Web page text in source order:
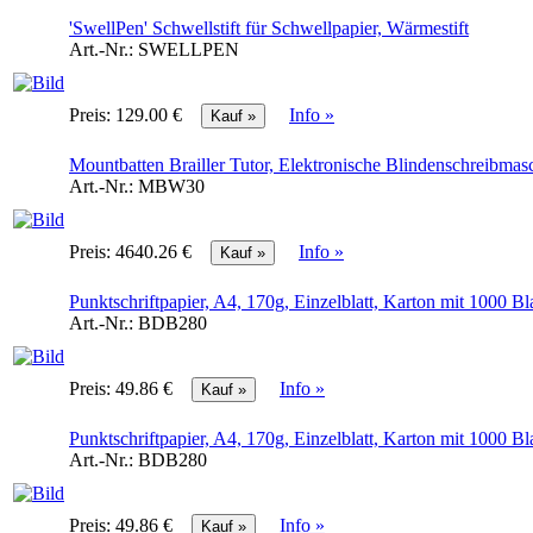
'SwellPen' Schwellstift für Schwellpapier, Wärmestift
Art.-Nr.: SWELLPEN
Preis: 129.00 € Info »
Mountbatten Brailler Tutor, Elektronische
Art.-Nr.: MBW30
Preis: 4640.26 € Info »
Punktschriftpapier, A4, 170g, Einzelblatt, Karton mit 1000
Art.-Nr.: BDB280
Preis: 49.86 € Info »
Punktschriftpapier, A4, 170g, Einzelblatt, Karton mit 1000
Art.-Nr.: BDB280
Preis: 49.86 € Info »